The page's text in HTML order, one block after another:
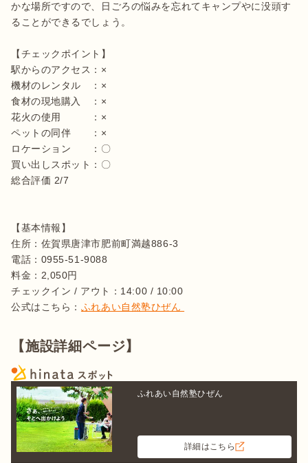
かな場所ですので、日ごろの悩みを忘れてキャンプやに没頭す
ることができるでしょう。
【チェックポイント】
駅からのアクセス：×
機材のレンタル　：×
食材の現地購入　：×
花火の使用　　　：×
ペットの同伴　　：×
ロケーション　　：〇
買い出しスポット：〇
総合評価 2/7
【基本情報】
住所：佐賀県唐津市肥前町満越886-3
電話：0955-51-9088
料金：2,050円
チェックイン / アウト：14:00 / 10:00
公式はこちら： ふれあい自然塾ひぜん
【施設詳細ページ】
ふれあい自然塾ひぜん
詳細はこちら